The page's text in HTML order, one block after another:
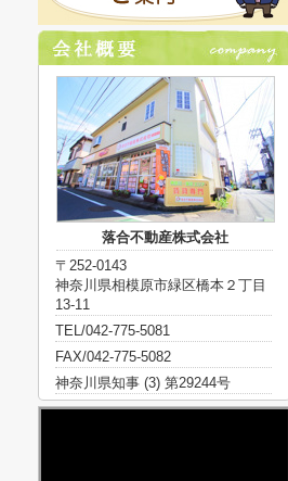
落合不動産株式会社
〒252-0143
神奈川県相模原市緑区橋本２丁目
13-11
TEL/042-775-5081
FAX/042-775-5082
神奈川県知事 (3) 第29244号